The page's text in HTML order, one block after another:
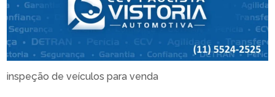
inspeção de veículos para venda